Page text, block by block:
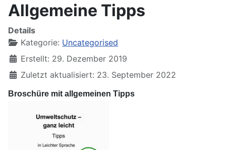
Allgemeine Tipps
Details
Kategorie: Uncategorised
Erstellt: 29. Dezember 2019
Zuletzt aktualisiert: 23. September 2022
Broschüre mit allgemeinen Tipps